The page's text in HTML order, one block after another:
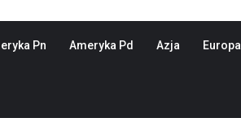
Pn Ameryka Pd Azja Europa